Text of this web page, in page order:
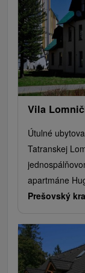
Vila
Útulné
Tatranskej
apartmáne
Prešovský